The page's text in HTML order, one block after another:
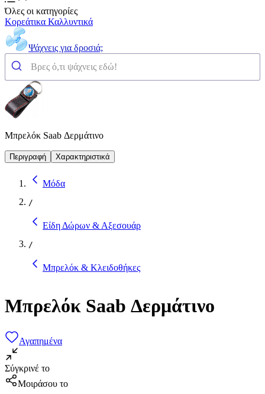
Όλες οι κατηγορίες
Κορεάτικα Καλλυντικά
Ψάχνεις για δροσιά;
Μπρελόκ Saab Δερμάτινο
Περιγραφή Χαρακτηριστικά
Μόδα
/
Είδη Δώρων & Αξεσουάρ
/
Μπρελόκ & Κλειδοθήκες
Μπρελόκ Saab Δερμάτινο
Αγαπημένα
Σύγκρινέ το
Μοιράσου το